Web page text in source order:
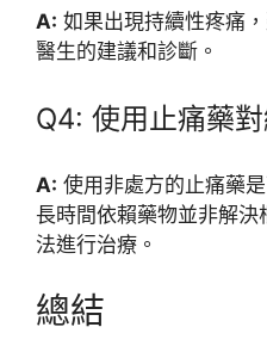
A: 如果出現持續性疼痛
醫生的建議和診斷。
Q4: 使用止痛藥
A: 使用非處方的止痛藥
長時間依賴藥物並非解
法進行治療。
總結